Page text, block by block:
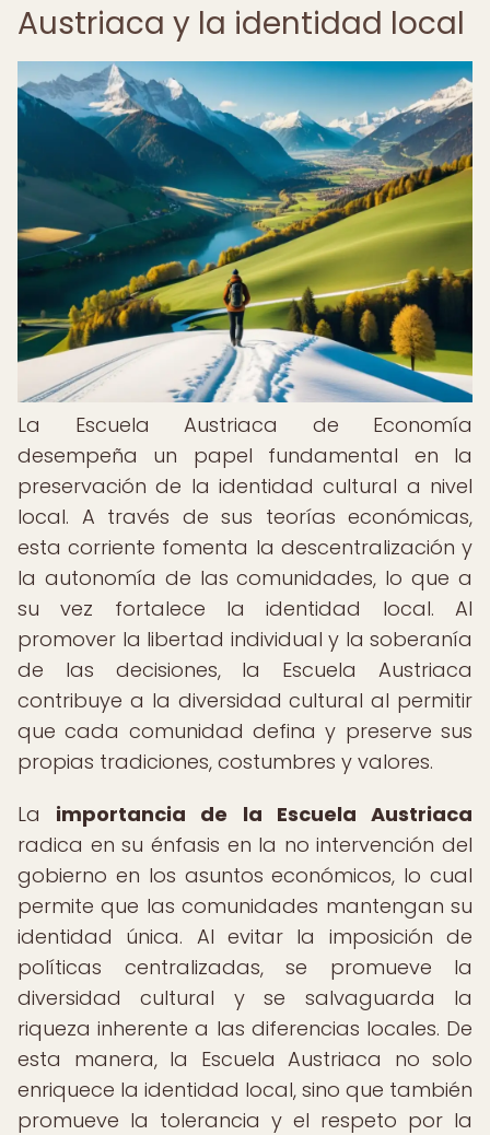
Austriaca y la identidad local
La Escuela Austriaca de Economía
desempeña un papel fundamental en la
preservación de la identidad cultural a nivel
local. A través de sus teorías económicas,
esta corriente fomenta la descentralización y
la autonomía de las comunidades, lo que a
su vez fortalece la identidad local. Al
promover la libertad individual y la soberanía
de las decisiones, la Escuela Austriaca
contribuye a la diversidad cultural al permitir
que cada comunidad defina y preserve sus
propias tradiciones, costumbres y valores.
La importancia de la Escuela Austriaca
radica en su énfasis en la no intervención del
gobierno en los asuntos económicos, lo cual
permite que las comunidades mantengan su
identidad única. Al evitar la imposición de
políticas centralizadas, se promueve la
diversidad cultural y se salvaguarda la
riqueza inherente a las diferencias locales. De
esta manera, la Escuela Austriaca no solo
enriquece la identidad local, sino que también
promueve la tolerancia y el respeto por la